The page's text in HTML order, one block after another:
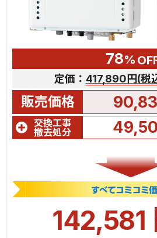
78%
定価： 417,890円(税
販売価格
交換工事
撤去処分
142,581